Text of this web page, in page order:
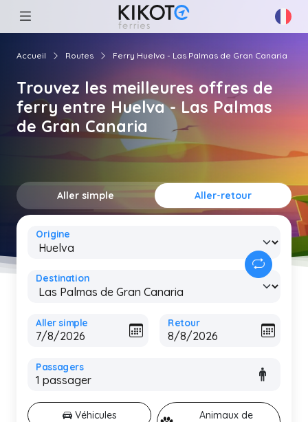
Accueil Routes Ferry Huelva - Las Palmas de Gran Canaria
Trouvez les meilleures offres de
ferry entre Huelva - Las Palmas
de Gran Canaria
Aller simple Aller-retour
Origine
Destination
Aller simple Retour
Passagers
Véhicules
Animaux de